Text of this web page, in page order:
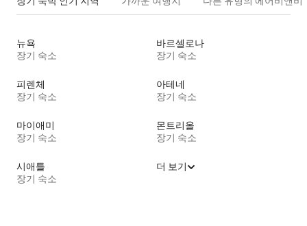
뉴욕
장기 숙소
바르셀로나
장기 숙소
피렌체
장기 숙소
아테네
장기 숙소
마이애미
장기 숙소
몬트리올
장기 숙소
시애틀
장기 숙소
더 보기